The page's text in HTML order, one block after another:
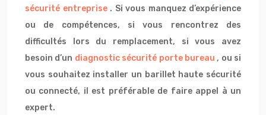
sécurité entreprise . Si vous manquez d’expérience
ou de compétences, si vous rencontrez des
difficultés lors du remplacement, si vous avez
besoin d’un diagnostic sécurité porte bureau, ou si
vous souhaitez installer un barillet haute sécurité
ou connecté, il est préférable de faire appel à un
expert.